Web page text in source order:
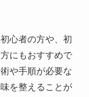
心者の方や、初
にもおすすめで
や手順が必要な
を整えることが